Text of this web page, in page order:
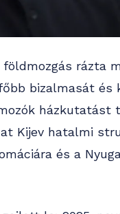
rázta
bizalmasát és
házkutatást
Kijev hatalmi
és a